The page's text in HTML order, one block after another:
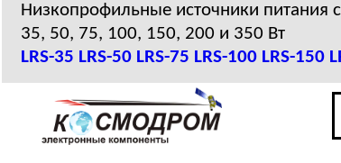
Низкопрофильные источники питания
35, 50, 75, 100, 150, 200 и 350 Вт
LRS-35 LRS-50 LRS-75 LRS-100 LRS-150